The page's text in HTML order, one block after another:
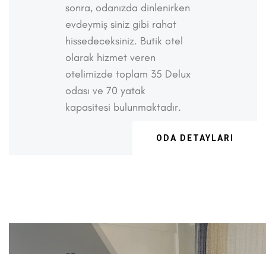
sonra, odanızda dinlenirken
evdeymiş siniz gibi rahat
hissedeceksiniz. Butik otel
olarak hizmet veren
otelimizde toplam 35 Delux
odası ve 70 yatak
kapasitesi bulunmaktadır.
ODA DETAYLARI